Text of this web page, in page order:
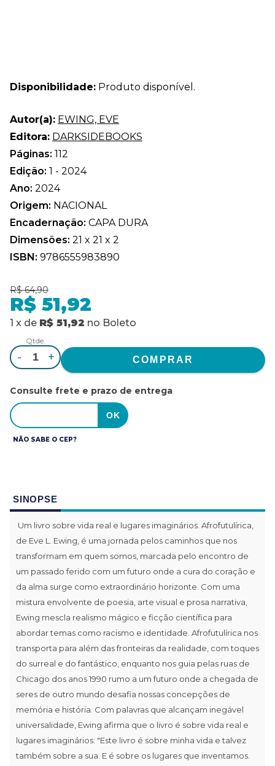
Disponibilidade: Produto disponível.
Autor(a): EWING, EVE
Editora: DARKSIDEBOOKS
Páginas: 112
Edição: 1 - 2024
Ano: 2024
Origem: NACIONAL
Encadernação: CAPA DURA
Dimensões: 21 x 21 x 2
ISBN: 9786555983890
R$ 64,90
R$ 51,92
1 x de R$ 51,92 no Boleto
Qtde.
- +
Consulte frete e prazo de entrega
NÃO SABE O CEP?
SINOPSE
Um livro sobre vida real e lugares imaginários. Afrofutulírica,
de Eve L. Ewing, é uma jornada pelos caminhos que nos
transformam em quem somos, marcada pelo encontro de
um passado ferido com um futuro onde a cura do coração e
da alma surge como extraordinário horizonte. Com uma
mistura envolvente de poesia, arte visual e prosa narrativa,
Ewing mescla realismo mágico e ficção científica para
abordar temas como racismo e identidade. Afrofutulírica nos
transporta para além das fronteiras da realidade, com toques
do surreal e do fantástico, enquanto nos guia pelas ruas de
Chicago dos anos 1990 rumo a um futuro onde a chegada de
seres de outro mundo desafia nossas concepções de
memória e história. Com palavras que alcançam inegável
universalidade, Ewing afirma que o livro é sobre vida real e
lugares imaginários: "Este livro é sobre minha vida e talvez
também sobre a sua. E é sobre os lugares que inventamos.